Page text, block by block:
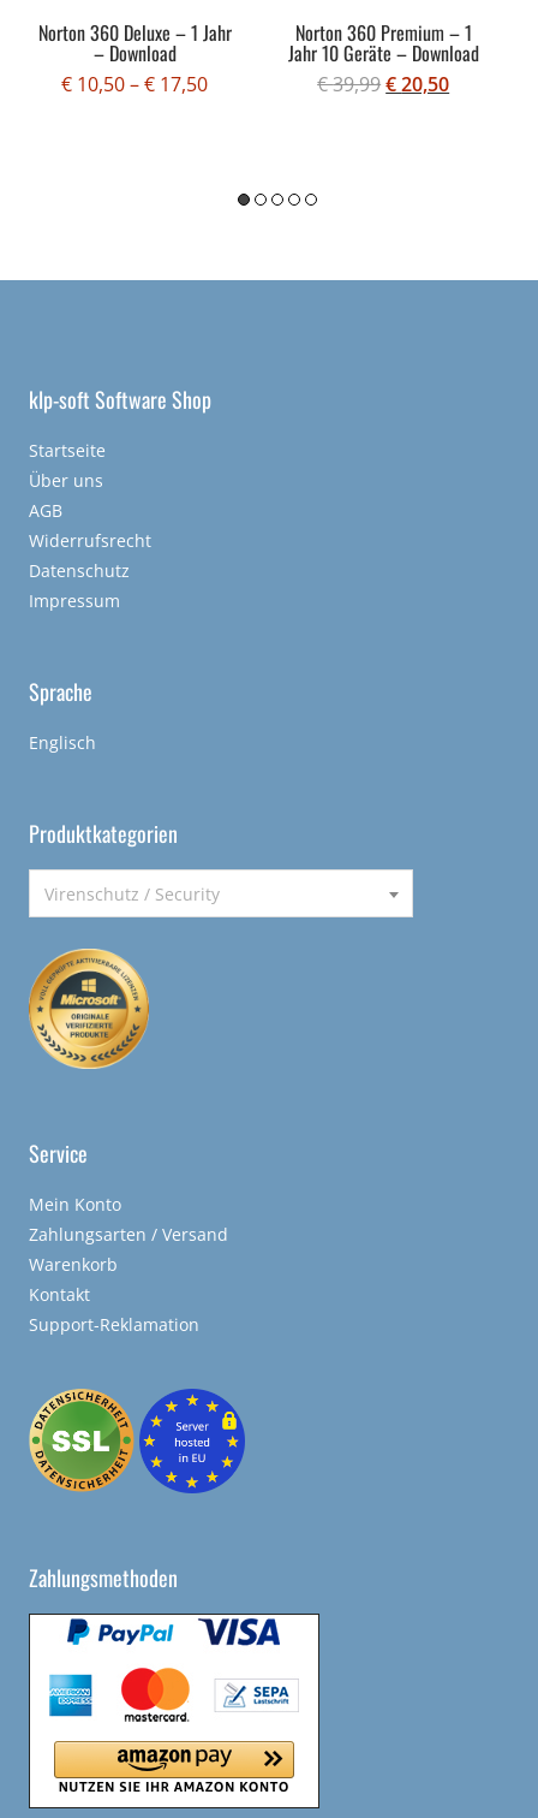
Norton 360 Deluxe – 1 Jahr
– Download
€ 10,50–€ 17,50
Norton 360 Premium – 1
Jahr 10 Geräte – Download
€39,99€20,50
klp-soft Software Shop
Startseite
Über uns
AGB
Widerrufsrecht
Datenschutz
Impressum
Sprache
Englisch
Produktkategorien
Virenschutz / Security
Service
Mein Konto
Zahlungsarten / Versand
Warenkorb
Kontakt
Support-Reklamation
Zahlungsmethoden